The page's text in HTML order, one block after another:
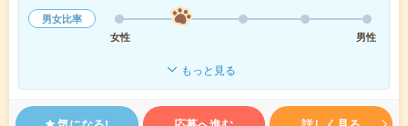
男女比率
女性
男性
もっと見る